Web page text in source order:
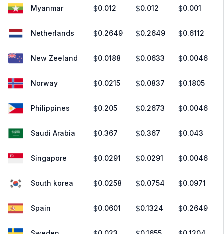
Myanmar $0.012 $0.012 $0.001
Netherlands $0.2649 $0.2649 $0.6112
New Zeeland $0.0188 $0.0633 $0.0046
Norway $0.0215 $0.0837 $0.1805
Philippines $0.205 $0.2673 $0.0046
Saudi Arabia $0.367 $0.367 $0.043
Singapore $0.0291 $0.0291 $0.0046
South korea $0.0258 $0.0754 $0.0971
Spain $0.0601 $0.1324 $0.2649